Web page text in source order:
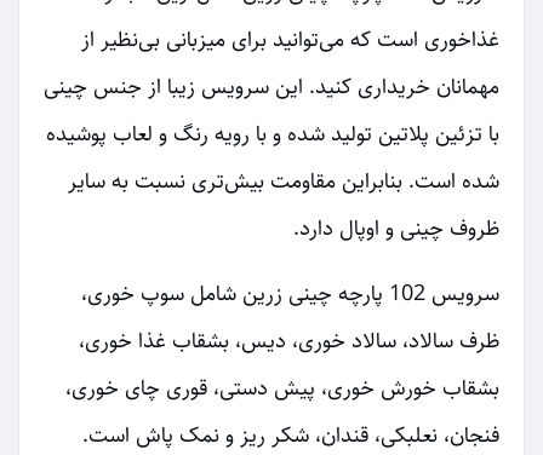
غذاخوری است که می‌توانید برای میزبانی بی‌نظیر از
مهمانان خریداری کنید. این سرویس زیبا از جنس چینی
با تزئین پلاتین تولید شده و با رویه رنگ و لعاب پوشیده
شده است. بنابراین مقاومت بیش‌تری نسبت به سایر
ظروف چینی و اوپال دارد.
سرویس 102 پارچه چینی زرین شامل سوپ خوری،
ظرف سالاد، سالاد خوری، دیس، بشقاب غذا خوری،
بشقاب خورش خوری، پیش دستی، قوری چای خوری،
فنجان، نعلبکی، قندان، شکر ریز و نمک پاش است.